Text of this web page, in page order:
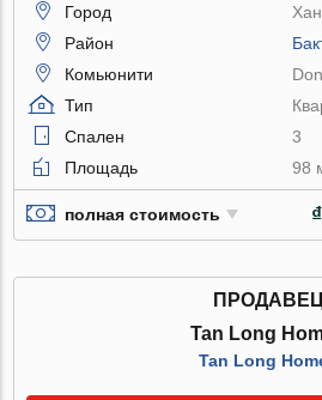
Город
Район
Комьюнити
Тип
Спален
3
Площадь
98
полная стоимость
Tan Long
Tan Long